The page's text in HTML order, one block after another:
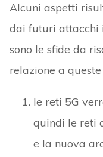
Alcuni aspetti
dai futuri attacchi
sono le sfide da
relazione a
le reti 5G
quindi le reti
e la nuova